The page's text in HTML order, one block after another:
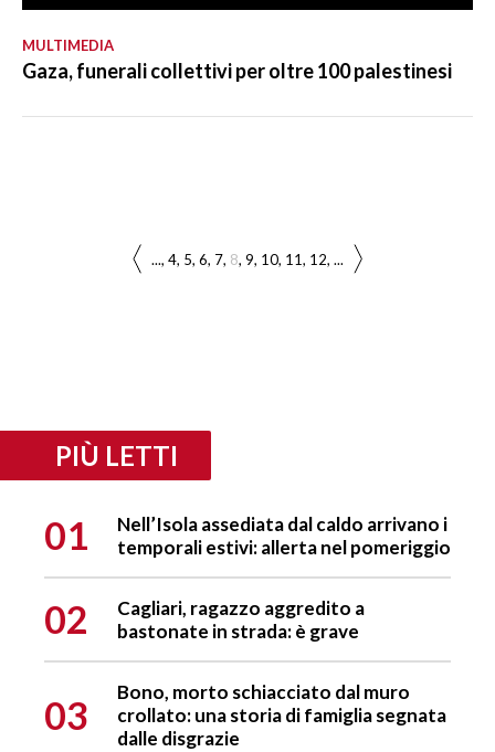
MULTIMEDIA
Gaza, funerali collettivi per oltre 100 palestinesi
... 4 5 6 7 8 9 10 11 12 ...
PIÙ LETTI
01
Nell’Isola assediata dal caldo arrivano i
temporali estivi: allerta nel pomeriggio
02
Cagliari, ragazzo aggredito a
bastonate in strada: è grave
03
Bono, morto schiacciato dal muro
crollato: una storia di famiglia segnata
dalle disgrazie